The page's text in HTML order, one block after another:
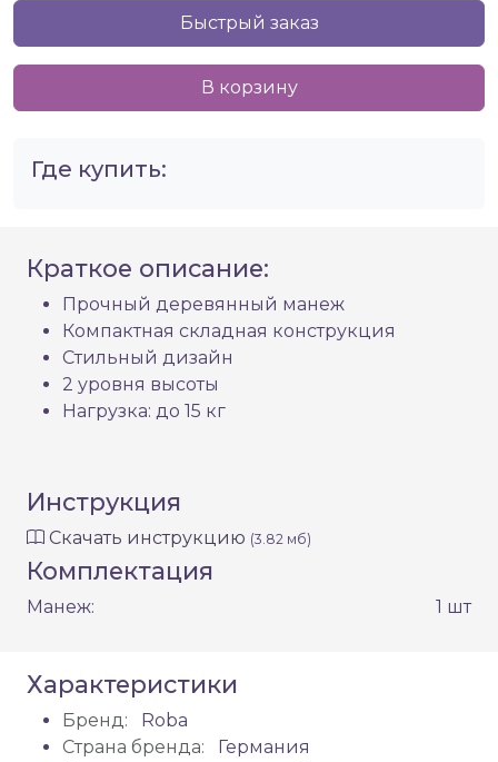
Быстрый заказ
В корзину
Где купить:
Краткое описание:
Прочный деревянный манеж
Компактная складная конструкция
Стильный дизайн
2 уровня высоты
Нагрузка: до 15 кг
Инструкция
Скачать инструкцию (3.82 мб)
Комплектация
Манеж: 1 шт
Характеристики
Бренд:
Roba
Страна бренда:
Германия